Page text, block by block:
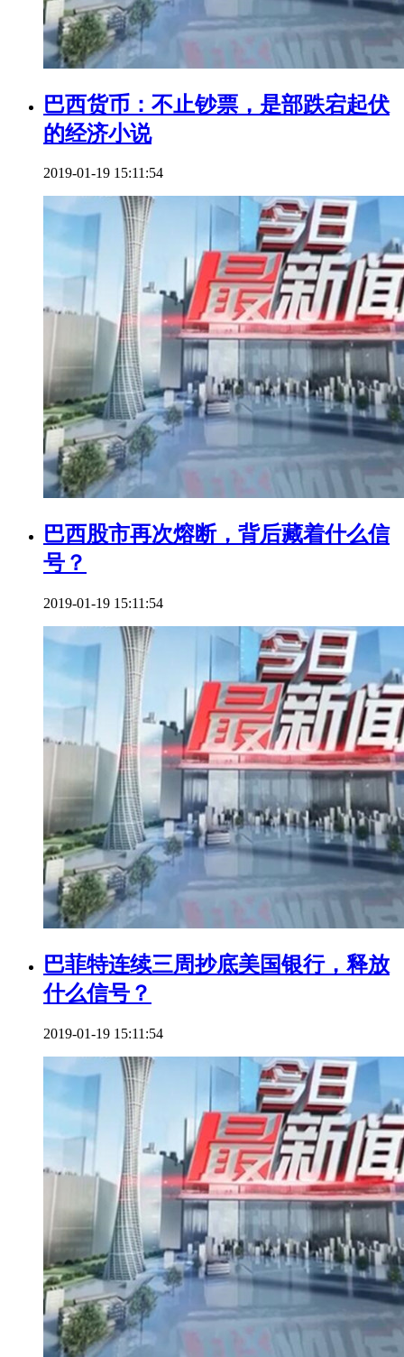
巴西货币：不止钞票，是部跌宕起伏
的经济小说
2019-01-19 15:11:54
巴西股市再次熔断，背后藏着什么信
号？
2019-01-19 15:11:54
巴菲特连续三周抄底美国银行，释放
什么信号？
2019-01-19 15:11:54